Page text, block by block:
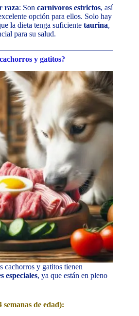
raza: Son carnívoros estrictos, así
opción para ellos. Solo hay
la dieta tenga suficiente taurina,
para su salud.
y gatitos?
cachorros y gatitos tienen
especiales, ya que están en pleno
semanas de edad):